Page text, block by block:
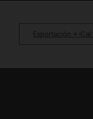
Exportación +